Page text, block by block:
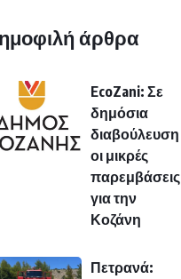
άρθρα
EcoZani: Σε
δημόσια
διαβούλευση
οι μικρές
παρεμβάσεις
για την
Κοζάνη
Πετρανά: